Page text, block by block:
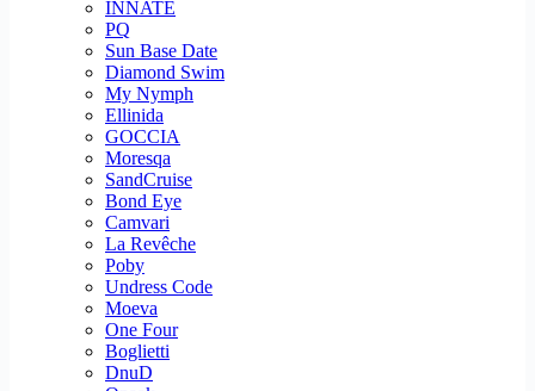
INNATE
PQ
Sun Base Date
Diamond Swim
My Nymph
Ellinida
GOCCIA
Moresqa
SandCruise
Bond Eye
Camvari
La Revêche
Poby
Undress Code
Moeva
One Four
Boglietti
DnuD